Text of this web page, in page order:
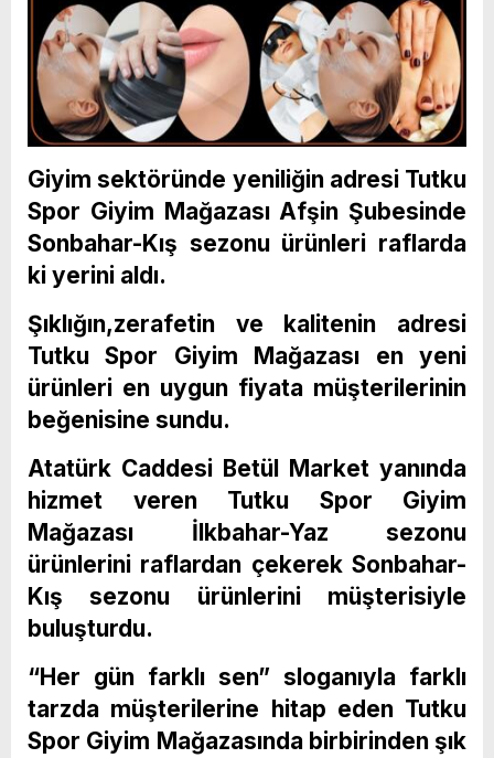
Giyim sektöründe yeniliğin adresi Tutku
Spor Giyim Mağazası Afşin Şubesinde
Sonbahar-Kış sezonu ürünleri raflarda
ki yerini aldı.
Şıklığın,zerafetin ve kalitenin adresi
Tutku Spor Giyim Mağazası en yeni
ürünleri en uygun fiyata müşterilerinin
beğenisine sundu.
Atatürk Caddesi Betül Market yanında
hizmet veren Tutku Spor Giyim
Mağazası İlkbahar-Yaz sezonu
ürünlerini raflardan çekerek Sonbahar-
Kış sezonu ürünlerini müşterisiyle
buluşturdu.
“Her gün farklı sen” sloganıyla farklı
tarzda müşterilerine hitap eden Tutku
Spor Giyim Mağazasında birbirinden şık